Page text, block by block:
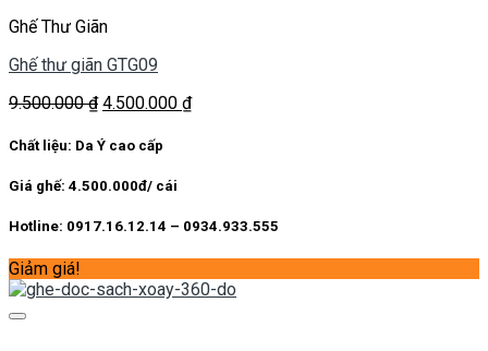
Ghế Thư Giãn
Ghế thư giãn GTG09
9.500.000₫ Giá
là:
4.500.000 ₫Giá
Chất liệu: Da Ý cao cấp
Giá ghế: 4.500.000đ/ cái
Hotline: 0917.16.12.14 – 0934.933.555
Giảm giá!